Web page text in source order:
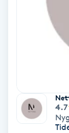
Samtalsterapi
Singelfransar4.7